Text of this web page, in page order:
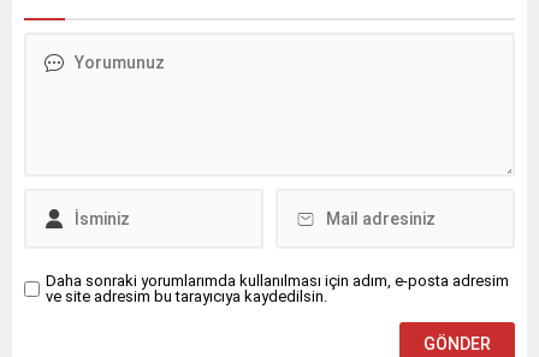
Daha sonraki yorumlarımda kullanılması için adım, e-posta adresim
ve site adresim bu tarayıcıya kaydedilsin.